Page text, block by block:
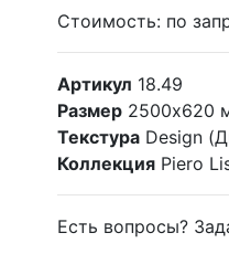
Стоимость: по
Артикул 18.49
Размер 2500х620
Текстура Design
Коллекция Piero
Есть вопросы?